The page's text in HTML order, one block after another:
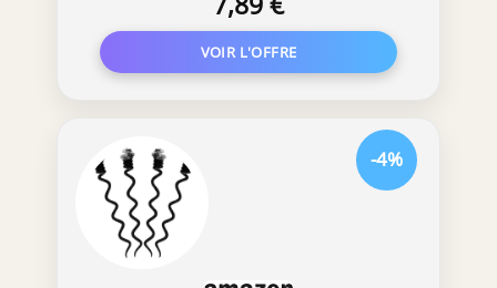
Dîner Fête Barbecue et Usage
Quotidien
-4%